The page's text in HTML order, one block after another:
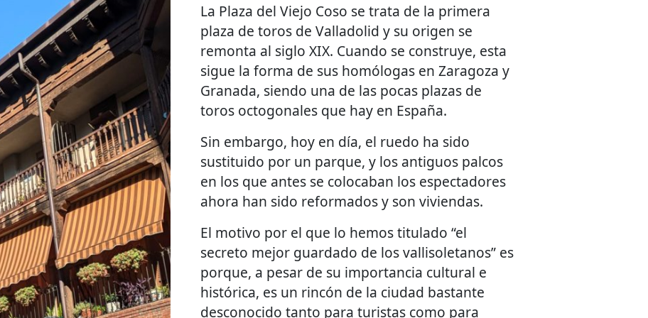
La Plaza del Viejo Coso se trata de la primera
plaza de toros de Valladolid y su origen se
remonta al siglo XIX. Cuando se construye, esta
sigue la forma de sus homólogas en Zaragoza y
Granada, siendo una de las pocas plazas de
toros octogonales que hay en España.
Sin embargo, hoy en día, el ruedo ha sido
sustituido por un parque, y los antiguos palcos
en los que antes se colocaban los espectadores
ahora han sido reformados y son viviendas.
El motivo por el que lo hemos titulado “el
secreto mejor guardado de los vallisoletanos” es
porque, a pesar de su importancia cultural e
histórica, es un rincón de la ciudad bastante
desconocido tanto para turistas como para